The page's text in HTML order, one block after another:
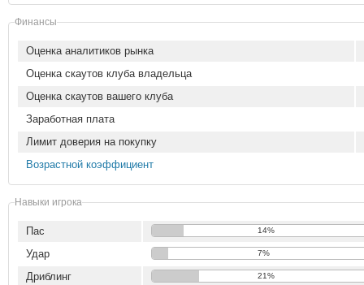
Финансы
Оценка аналитиков рынка
Оценка скаутов клуба владельца
Оценка скаутов вашего клуба
Заработная плата
Лимит доверия на покупку
Возрастной коэффициент
Навыки игрока
Пас 14%
Удар 7%
Дриблинг 21%